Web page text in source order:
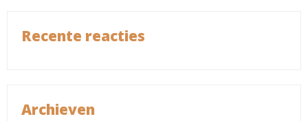
Recente reacties
Archieven